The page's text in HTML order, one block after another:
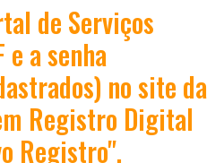
de Serviços
e a senha
no site da
Registro Digital
Registro".